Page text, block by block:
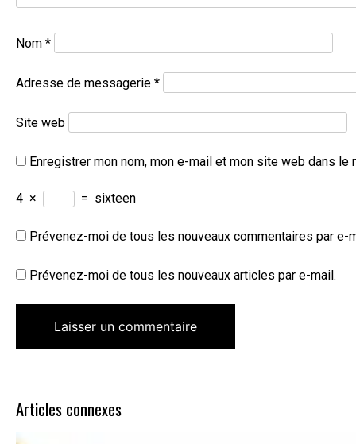
Nom *
Adresse de messagerie *
Site web
Enregistrer mon nom, mon e-mail et mon site web dans le
4 × = sixteen
Prévenez-moi de tous les nouveaux commentaires par e-
Prévenez-moi de tous les nouveaux articles par e-mail.
Articles connexes